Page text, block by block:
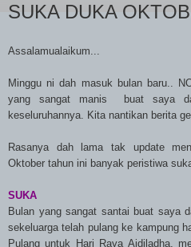
SUKA DUKA
Assalamualaikum...
Minggu ni dah masuk bulan baru..
yang sangat manis buat saya
keseluruhannya. Kita nantikan berita
Rasanya dah lama tak update
Oktober tahun ini banyak peristiwa
SUKA
Bulan yang sangat santai buat saya
sekeluarga telah pulang ke kampung
Pulang untuk Hari Raya Aidiladha,